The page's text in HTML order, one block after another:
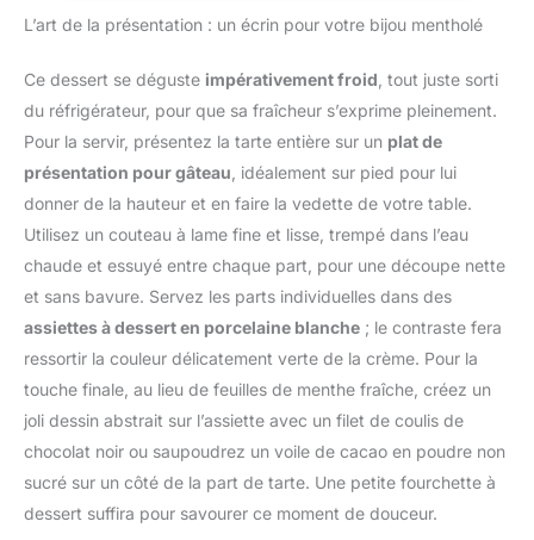
Durables, sûres et sans
céramique de qualité
alimentaire, ces perles de
cuisson sont solides,
écologiques et conçues
nombreuses années.
Tala – une référence
depuis 1899 : Plus de 120
ans d’expérience dans la
de pâtisserie fiables et de
qualité, utilisés par
amateurs et
professionnels.
couvre un moule à tarte
facilement après
utilisation dans la boîte
fournie pour garder les
perles ensemble AIDE À
LIMITER LES BULLES:
Réparties sur du papier
cuisson, les perles
ajoutent du poids sur la
pâte et aident à réduire
les bulles et le
rétrécissement au four
CÉRAMIQUE
CHALEUR: Les perles
supportent la cuisson au
four et aident à répartir la
chaleur sur le fond de
préparations sucrées ou
L’art de la présentation : un écrin pour votre bijou mentholé
Ce dessert se déguste impérativement froid , tout juste sorti
du réfrigérateur, pour que sa fraîcheur s’exprime pleinement.
Pour la servir, présentez la tarte entière sur un plat de
présentation pour gâteau , idéalement sur pied pour lui
donner de la hauteur et en faire la vedette de votre table.
Utilisez un couteau à lame fine et lisse, trempé dans l’eau
chaude et essuyé entre chaque part, pour une découpe nette
et sans bavure. Servez les parts individuelles dans des
assiettes à dessert en porcelaine blanche ; le contraste fera
ressortir la couleur délicatement verte de la crème. Pour la
touche finale, au lieu de feuilles de menthe fraîche, créez un
joli dessin abstrait sur l’assiette avec un filet de coulis de
chocolat noir ou saupoudrez un voile de cacao en poudre non
sucré sur un côté de la part de tarte. Une petite fourchette à
dessert suffira pour savourer ce moment de douceur.